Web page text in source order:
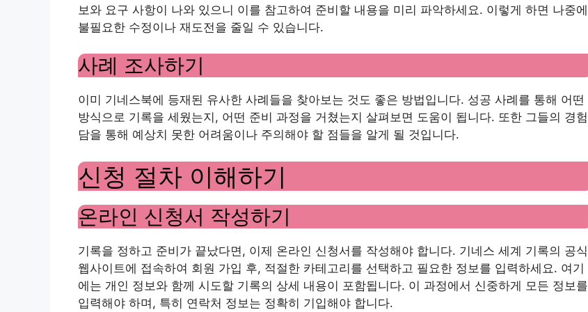
보와 요구 사항이 나와 있으니 이를 참고하여 준비할 내용을 미리 파악하세요. 이렇게 하면 나중에
불필요한 수정이나 재도전을 줄일 수 있습니다.
사례 조사하기
이미 기네스북에 등재된 유사한 사례들을 찾아보는 것도 좋은 방법입니다. 성공 사례를 통해 어떤
방식으로 기록을 세웠는지, 어떤 준비 과정을 거쳤는지 살펴보면 도움이 됩니다. 또한 그들의 경험
담을 통해 예상치 못한 어려움이나 주의해야 할 점들을 알게 될 것입니다.
신청 절차 이해하기
온라인 신청서 작성하기
기록을 정하고 준비가 끝났다면, 이제 온라인 신청서를 작성해야 합니다. 기네스 세계 기록의 공식
웹사이트에 접속하여 회원 가입 후, 적절한 카테고리를 선택하고 필요한 정보를 입력하세요. 여기
에는 개인 정보와 함께 시도할 기록의 상세 내용이 포함됩니다. 이 과정에서 신중하게 모든 정보를
입력해야 하며, 특히 연락처 정보는 정확히 기입해야 합니다.